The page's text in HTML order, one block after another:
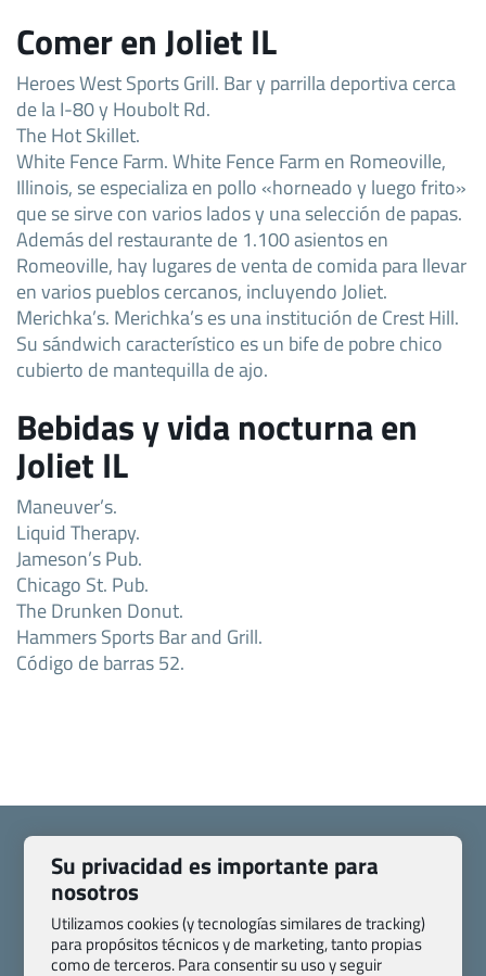
Comer en Joliet IL
Heroes West Sports Grill. Bar y parrilla deportiva cerca
de la I-80 y Houbolt Rd.
The Hot Skillet.
White Fence Farm. White Fence Farm en Romeoville,
Illinois, se especializa en pollo «horneado y luego frito»
que se sirve con varios lados y una selección de papas.
Además del restaurante de 1.100 asientos en
Romeoville, hay lugares de venta de comida para llevar
en varios pueblos cercanos, incluyendo Joliet.
Merichka’s. Merichka’s es una institución de Crest Hill.
Su sándwich característico es un bife de pobre chico
cubierto de mantequilla de ajo.
Bebidas y vida nocturna en
Joliet IL
Maneuver’s.
Liquid Therapy.
Jameson’s Pub.
Chicago St. Pub.
The Drunken Donut.
Hammers Sports Bar and Grill.
Código de barras 52.
Quienes somos
Contacto
Pasaporte, Visado, Salud y otras disposiciones específicas
Blog de Viajes.com
Registro de agencias
Su privacidad es importante para
nosotros
Utilizamos cookies (y tecnologías similares de tracking)
para propósitos técnicos y de marketing, tanto propias
como de terceros. Para consentir su uso y seguir